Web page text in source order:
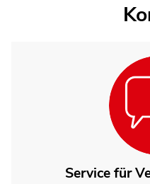
Service für